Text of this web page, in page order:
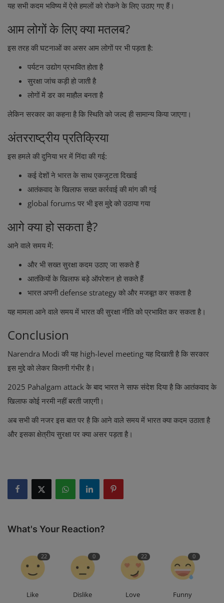
यह सभी कदम भविष्य में ऐसे हमलों को रोकने के लिए उठाए गए हैं।
आम लोगों के लिए क्या मतलब?
इस तरह की घटनाओं का असर आम लोगों पर भी पड़ता है:
पर्यटन उद्योग प्रभावित होता है
सुरक्षा जांच कड़ी हो जाती है
लोगों में डर का माहौल बनता है
लेकिन सरकार का कहना है कि स्थिति को जल्द ही सामान्य किया जाएगा।
अंतरराष्ट्रीय प्रतिक्रिया
इस हमले की दुनिया भर में निंदा की गई:
कई देशों ने भारत के साथ एकजुटता दिखाई
आतंकवाद के खिलाफ सख्त कार्रवाई की मांग की गई
global forums पर भी इस मुद्दे को उठाया गया
आगे क्या हो सकता है?
आने वाले समय में:
और भी सख्त सुरक्षा कदम उठाए जा सकते हैं
आतंकियों के खिलाफ बड़े ऑपरेशन हो सकते हैं
भारत अपनी defense strategy को और मजबूत कर सकता है
यह मामला आने वाले समय में भारत की सुरक्षा नीति को प्रभावित कर सकता है।
Conclusion
Narendra Modi की यह high-level meeting यह दिखाती है कि सरकार
इस मुद्दे को लेकर कितनी गंभीर है।
2025 Pahalgam attack के बाद भारत ने साफ संदेश दिया है कि आतंकवाद के
खिलाफ कोई नरमी नहीं बरती जाएगी।
अब सभी की नजर इस बात पर है कि आने वाले समय में भारत क्या कदम उठाता है
और इसका क्षेत्रीय सुरक्षा पर क्या असर पड़ता है।
What's Your Reaction?
22
Like
0
Dislike
22
Love
0
Funny